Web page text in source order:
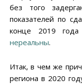
без того
показателей по
конце 2019
нереальны.
Итак, в чем же
региона в 2020